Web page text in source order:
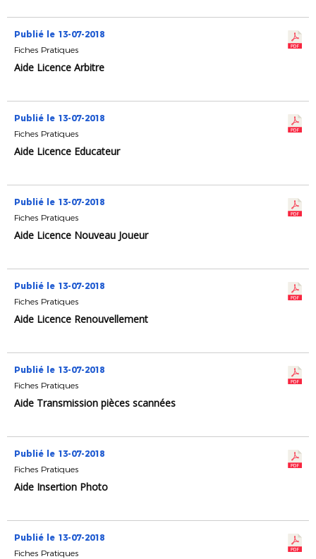
Publié le 13-07-2018
Fiches Pratiques
Aide Licence Arbitre
Publié le 13-07-2018
Fiches Pratiques
Aide Licence Educateur
Publié le 13-07-2018
Fiches Pratiques
Aide Licence Nouveau Joueur
Publié le 13-07-2018
Fiches Pratiques
Aide Licence Renouvellement
Publié le 13-07-2018
Fiches Pratiques
Aide Transmission pièces scannées
Publié le 13-07-2018
Fiches Pratiques
Aide Insertion Photo
Publié le 13-07-2018
Fiches Pratiques